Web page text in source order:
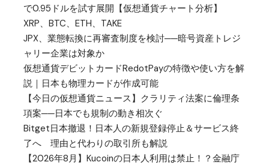
で0.95ドルを試す展開【仮想通貨チャート分析】
XRP、BTC、ETH、TAKE
JPX、業態転換に再審査制度を検討──暗号資産トレジ
ャリー企業は対象か
仮想通貨デビットカードRedotPayの特徴や使い方を解
説｜日本も物理カードが作成可能
【今日の仮想通貨ニュース】クラリティ法案に倫理条
項案──日本でも規制の動き相次ぐ
Bitget日本撤退！日本人の新規登録停止＆サービス終
了へ 理由と代わりの取引所も解説
【2026年8月】Kucoinの日本人利用は禁止！？金融庁